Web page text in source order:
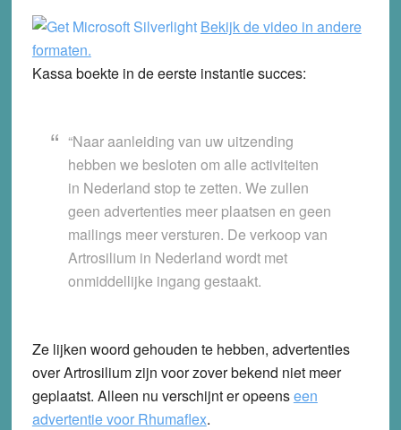
Bekijk de video in andere
formaten.
Kassa boekte in de eerste instantie succes:
“Naar aanleiding van uw uitzending
hebben we besloten om alle activiteiten
in Nederland stop te zetten. We zullen
geen advertenties meer plaatsen en geen
mailings meer versturen. De verkoop van
Artrosilium in Nederland wordt met
onmiddellijke ingang gestaakt.
Ze lijken woord gehouden te hebben, advertenties
over Artrosilium zijn voor zover bekend niet meer
geplaatst. Alleen nu verschijnt er opeenseen
advertentie voor Rhumaflex.